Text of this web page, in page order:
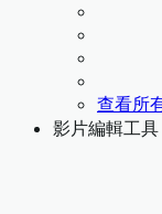
查看所
影片編輯工具